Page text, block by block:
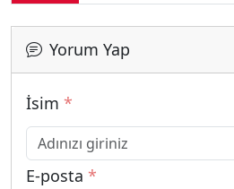
Yorum Yap
İsim *
E-posta *